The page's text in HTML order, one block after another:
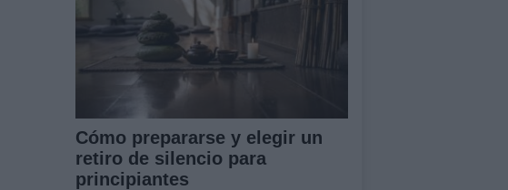
Cómo prepararse y elegir un
retiro de silencio para
principiantes